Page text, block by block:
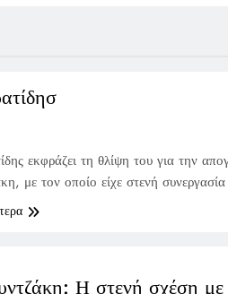
εκφράζει τη θλίψη του για την
με τον οποίο είχε στενή
Η στενή σχέση με